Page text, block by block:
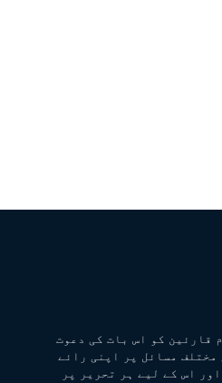
قارئین کو اس بات کی دعوت
مختلف مسائل پر اپنی رائے
اس کے لیے ہر تحریر پر